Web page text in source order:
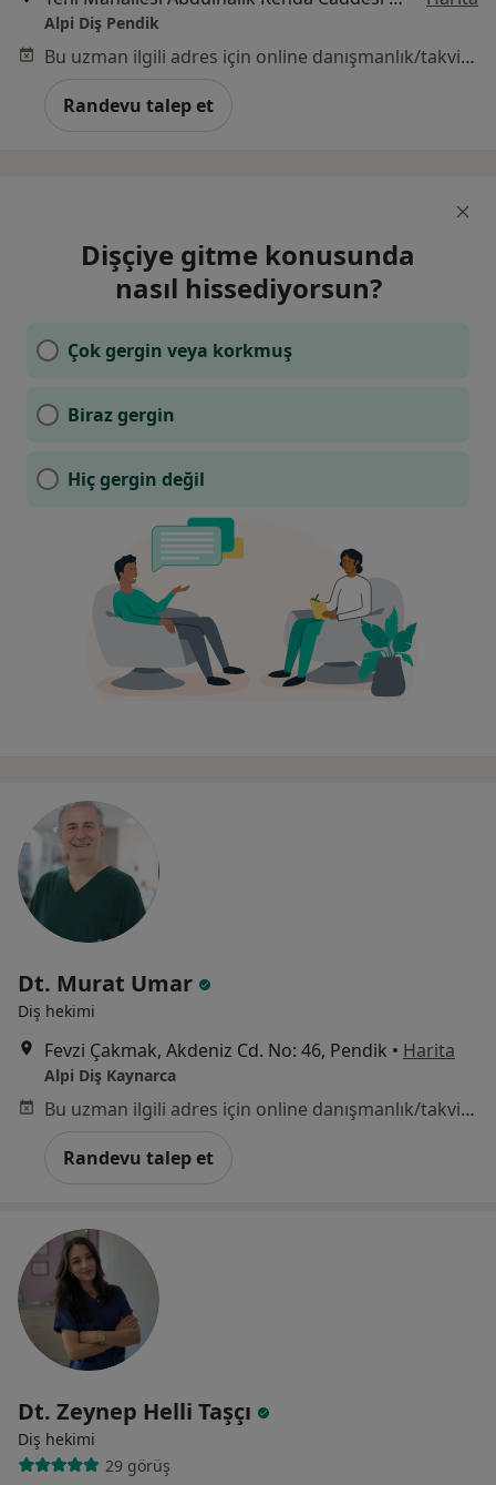
Alpi Diş Pendik
Bu uzman ilgili adres için online danışmanlık/takvim sunmuyor.
Randevu talep et
Dişçiye gitme konusunda
nasıl hissediyorsun?
Çok gergin veya korkmuş
Biraz gergin
Hiç gergin değil
Dt. Murat Umar
Diş hekimi
Fevzi Çakmak, Akdeniz Cd. No: 46, Pendik • Harita
Alpi Diş Kaynarca
Bu uzman ilgili adres için online danışmanlık/takvim sunmuyor.
Randevu talep et
Dt. Zeynep Helli Taşçı
Diş hekimi
29 görüş